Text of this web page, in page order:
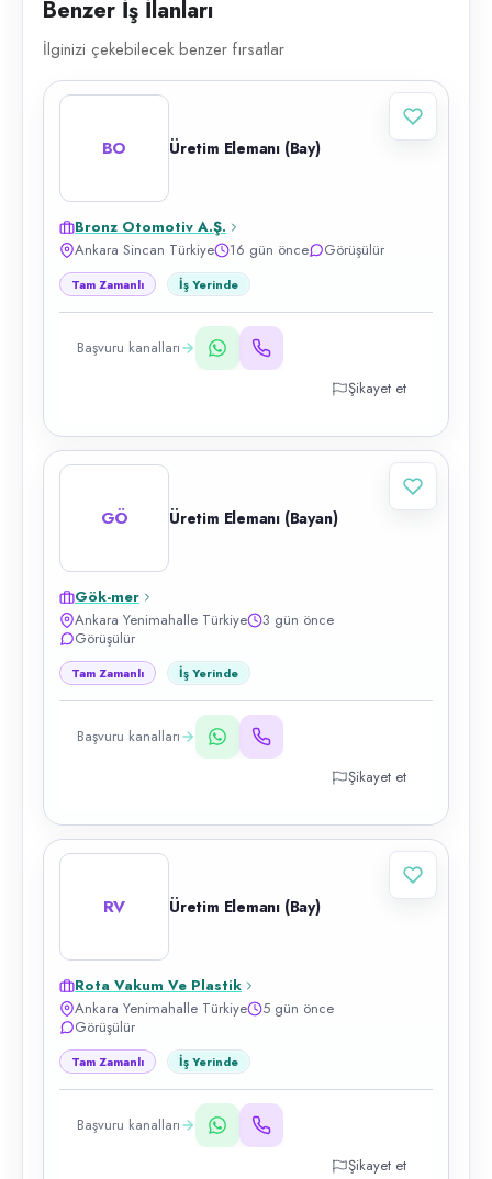
Benzer İş İlanları
İlginizi çekebilecek benzer fırsatlar
BO Üretim Elemanı (Bay)
Bronz Otomotiv A.Ş.
Ankara Sincan Türkiye
16 gün önce Görüşülür
Tam Zamanlı İş Yerinde
Başvuru kanalları
Şikayet et
GÖ Üretim Elemanı (Bayan)
Gök-mer
Ankara Yenimahalle Türkiye
3 gün önce
Görüşülür
Tam Zamanlı İş Yerinde
Başvuru kanalları
Şikayet et
RV Üretim Elemanı (Bay)
Rota Vakum Ve Plastik
Ankara Yenimahalle Türkiye
5 gün önce
Görüşülür
Tam Zamanlı İş Yerinde
Başvuru kanalları
Şikayet et